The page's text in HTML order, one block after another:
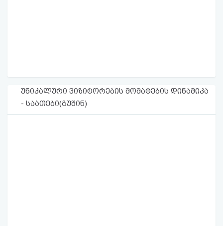
უნიკალური ვიზიტორების მომატების დინამიკა
- საათები(გუშინ)